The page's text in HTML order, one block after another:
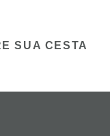
SUA CESTA